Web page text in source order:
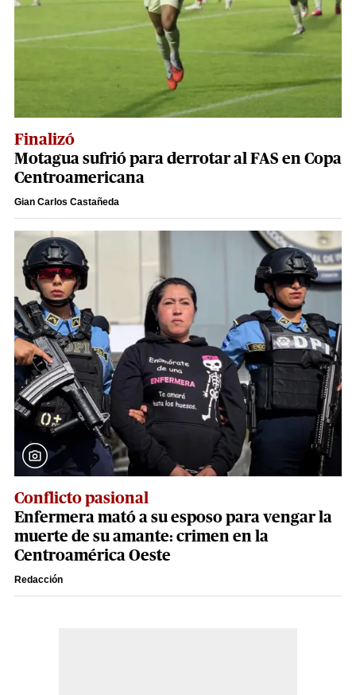
Finalizó
Motagua sufrió para derrotar al FAS en Copa
Centroamericana
Gian Carlos Castañeda
Conflicto pasional
Enfermera mató a su esposo para vengar la
muerte de su amante: crimen en la
Centroamérica Oeste
Redacción